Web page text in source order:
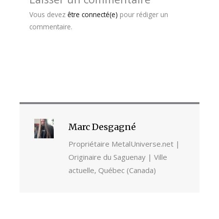
Vous devez être connecté(e) pour rédiger un
commentaire.
Marc Desgagné
Propriétaire MetalUniverse.net |
Originaire du Saguenay | Ville
actuelle, Québec (Canada)